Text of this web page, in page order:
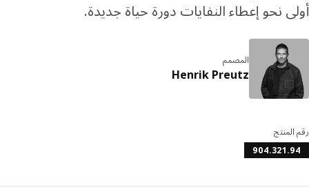
نحو إعطاء النفايات دورة حياة جديدة.
المصمم
Henrik Preutz